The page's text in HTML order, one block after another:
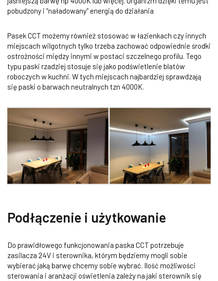
pobudzony i “naładowany” energią do działania
Pasek CCT możemy również stosować w łazienkach czy innych
miejscach wilgotnych tylko trzeba zachować odpowiednie środki
ostrożności między innymi w postaci szczelnego profilu. Tego
typu paski rzadziej stosuje się jako podświetlenie blatów
roboczych w kuchni. W tych miejscach najbardziej sprawdzają
się paski o barwach neutralnych tzn 4000K.
Podłączenie i użytkowanie
Do prawidłowego funkcjonowania paska CCT potrzebuje
zasilacza 24V i sterownika, którym będziemy mogli sobie
wybierać jaką barwę chcemy sobie wybrać. Ilość możliwości
sterowania i aranżacji oświetlenia zależy na jaki sterownik się